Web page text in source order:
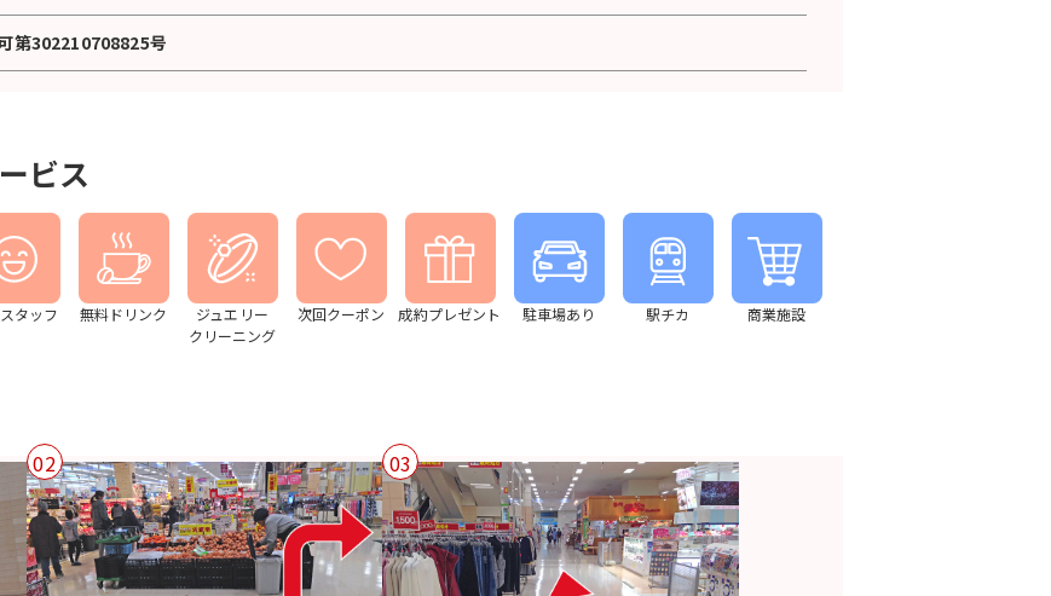
第302210708825号
ビス
タッフ 無料ドリンク
ジュエリー
クリーニング
次回クーポン 成約プレゼント 駐車場あり 駅チカ 商業施設
02 03